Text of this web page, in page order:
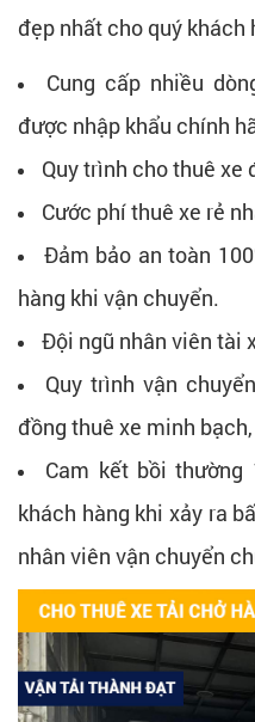
đẹp nhất cho quý khách
Cung cấp nhiều
được nhập khẩu chính
Quy trình cho thuê xe
Cước phí thuê xe rẻ
Đảm bảo an toàn
hàng khi vận chuyển.
Đội ngũ nhân viên tài
Quy trình vận
đồng thuê xe minh
Cam kết bồi thường
khách hàng khi xảy ra
nhân viên vận chuyển